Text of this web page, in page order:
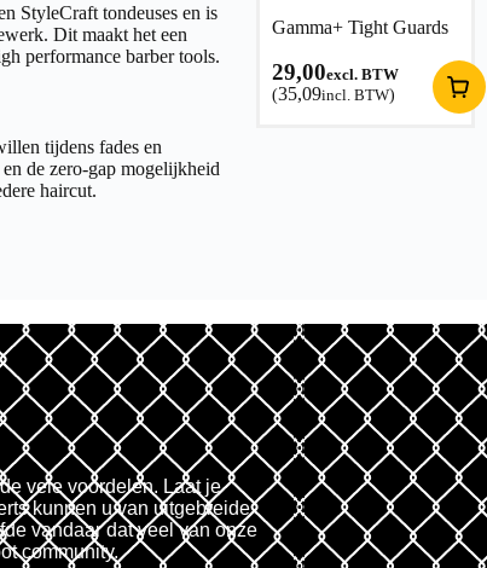
StyleCraft tondeuses en is
Dit maakt het een
performance barber tools.
tijdens fades en
de zero-gap mogelijkheid
haircut.
Gamma+ Tight Guards
29,00excl. BTW
(35,09incl. BTW)
vele voordelen. Laat je
kunnen u van uitgebreide
vandaar dat veel van onze
community.